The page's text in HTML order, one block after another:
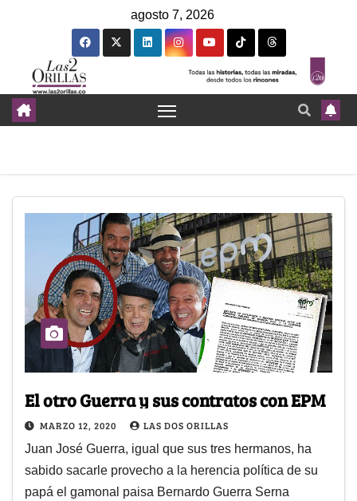
agosto 7, 2026
El otro Guerra y sus contratos con EPM
MARZO 12, 2020 LAS DOS ORILLAS
Juan José Guerra, igual que sus tres hermanos, ha
sabido sacarle provecho a la herencia política de su
papá el gamonal paisa Bernardo Guerra Serna